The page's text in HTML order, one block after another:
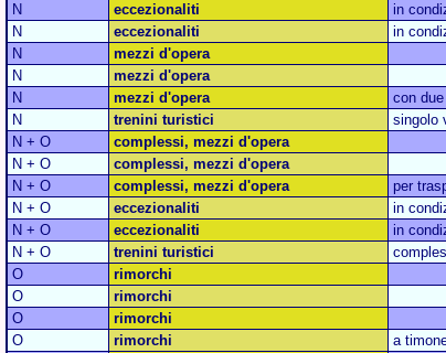
N
eccezionaliti in
N
eccezionaliti in
N
mezzi d'opera
N
mezzi d'opera
N
mezzi d'opera con
N
trenini turistici singolo
N + O
complessi, mezzi d'opera
N + O
complessi, mezzi d'opera
N + O
complessi, mezzi d'opera per
N + O
eccezionaliti in
N + O
eccezionaliti in
N + O
trenini turistici
O
rimorchi
O
rimorchi
O
rimorchi
O
rimorchi a